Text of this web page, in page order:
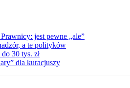
jest pewne „ale”
a te polityków
30 tys. zł
dla kuracjuszy